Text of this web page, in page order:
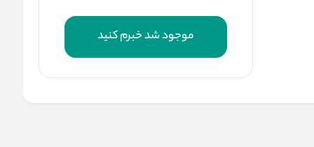
موجود شد خبرم کنید